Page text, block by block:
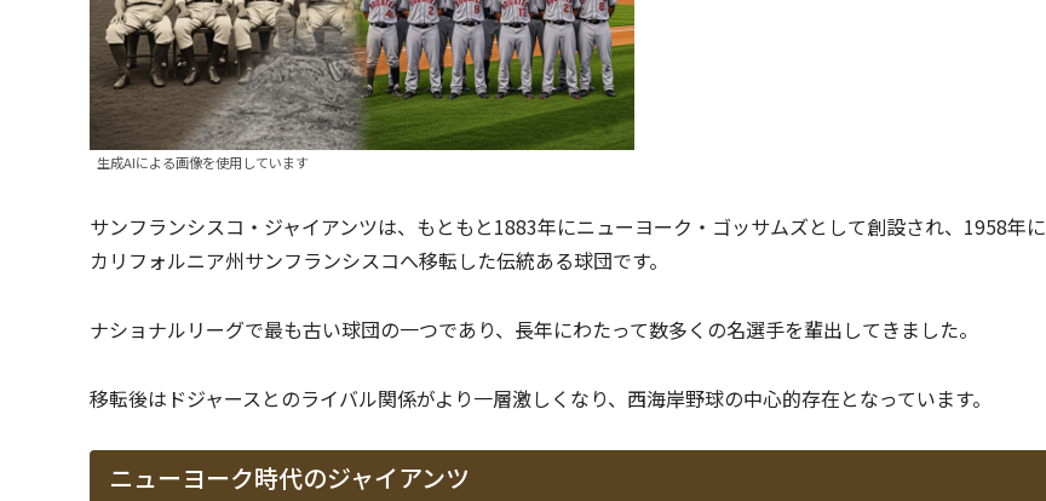
生成AIによる画像を使用しています
サンフランシスコ・ジャイアンツは、もともと1883年にニューヨーク・ゴッサムズとして創設され、1958年に
カリフォルニア州サンフランシスコへ移転した伝統ある球団です。
ナショナルリーグで最も古い球団の一つであり、長年にわたって数多くの名選手を輩出してきました。
移転後はドジャースとのライバル関係がより一層激しくなり、西海岸野球の中心的存在となっています。
ニューヨーク時代のジャイアンツ